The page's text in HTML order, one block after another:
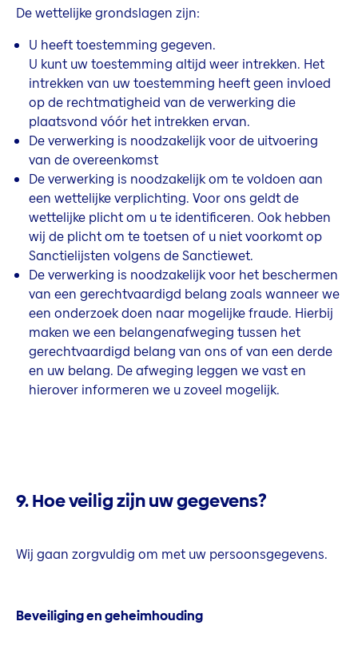
De wettelijke grondslagen zijn:
U heeft toestemming gegeven.
U kunt uw toestemming altijd weer intrekken. Het
intrekken van uw toestemming heeft geen invloed
op de rechtmatigheid van de verwerking die
plaatsvond vóór het intrekken ervan.
De verwerking is noodzakelijk voor de uitvoering
van de overeenkomst
De verwerking is noodzakelijk om te voldoen aan
een wettelijke verplichting. Voor ons geldt de
wettelijke plicht om u te identificeren. Ook hebben
wij de plicht om te toetsen of u niet voorkomt op
Sanctielijsten volgens de Sanctiewet.
De verwerking is noodzakelijk voor het beschermen
van een gerechtvaardigd belang zoals wanneer we
een onderzoek doen naar mogelijke fraude. Hierbij
maken we een belangenafweging tussen het
gerechtvaardigd belang van ons of van een derde
en uw belang. De afweging leggen we vast en
hierover informeren we u zoveel mogelijk.
9. Hoe veilig zijn uw gegevens?
Wij gaan zorgvuldig om met uw persoonsgegevens.
Beveiliging en geheimhouding